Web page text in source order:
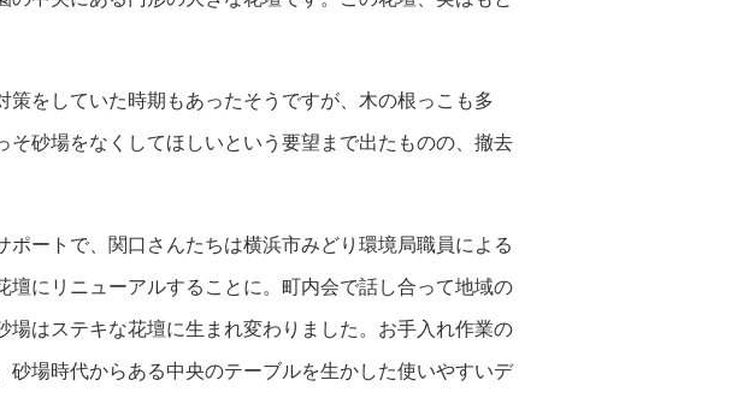
をしていた時期もあったそうですが、木の根っこも多
そ砂場をなくしてほしいという要望まで出たものの、撤去
ートで、関口さんたちは横浜市みどり環境局職員による
にリニューアルすることに。町内会で話し合って地域の
はステキな花壇に生まれ変わりました。お手入れ作業の
場時代からある中央のテーブルを生かした使いやすいデ